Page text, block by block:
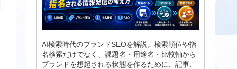
AI検索時代のブランドSEOを解説。検索順位や指
名検索だけでなく、課題名・用途名・比較軸から
ブランドを想起される状態を作るために、記事、